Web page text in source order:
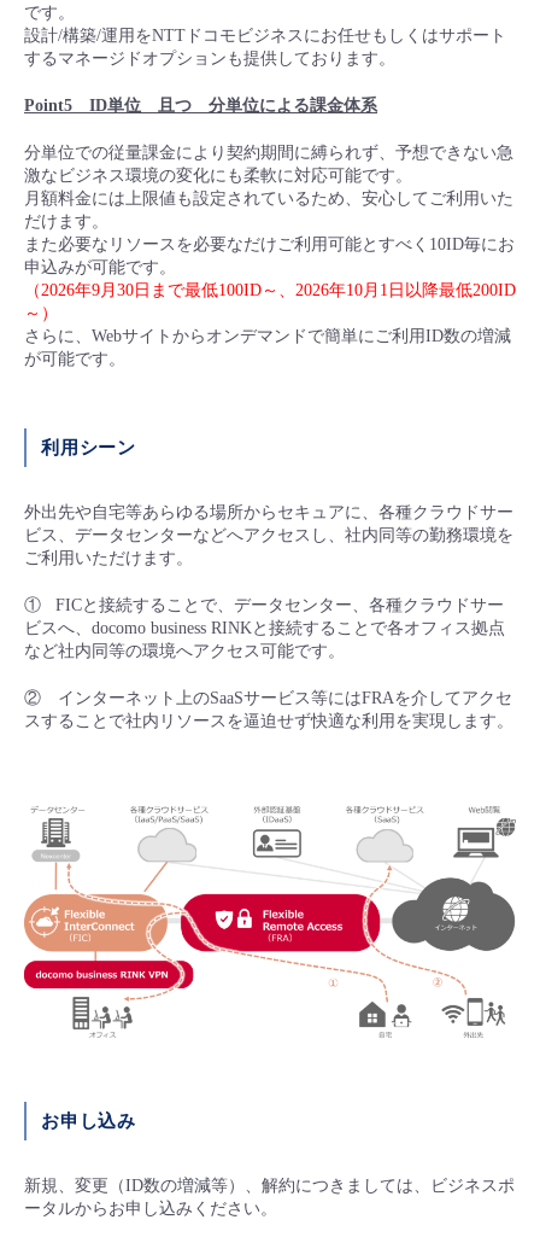
です。
設計/構築/運用をNTTドコモビジネスにお任せもしくはサポート
するマネージドオプションも提供しております。
Point5 ID単位 且つ 分単位による課金体系
分単位での従量課金により契約期間に縛られず、予想できない急
激なビジネス環境の変化にも柔軟に対応可能です。
月額料金には上限値も設定されているため、安心してご利用いた
だけます。
また必要なリソースを必要なだけご利用可能とすべく10ID毎にお
申込みが可能です。
（2026年9月30日まで最低100ID～、2026年10月1日以降最低200ID
～）
さらに、Webサイトからオンデマンドで簡単にご利用ID数の増減
が可能です。
利用シーン
外出先や自宅等あらゆる場所からセキュアに、各種クラウドサー
ビス、データセンターなどへアクセスし、社内同等の勤務環境を
ご利用いただけます。
① FICと接続することで、データセンター、各種クラウドサー
ビスへ、docomo business RINKと接続することで各オフィス拠点
など社内同等の環境へアクセス可能です。
② インターネット上のSaaSサービス等にはFRAを介してアクセ
スすることで社内リソースを逼迫せず快適な利用を実現します。
お申し込み
新規、変更（ID数の増減等）、解約につきましては、ビジネスポ
ータルからお申し込みください。